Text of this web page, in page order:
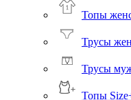
Топы
Трусы
Трусы
Топы